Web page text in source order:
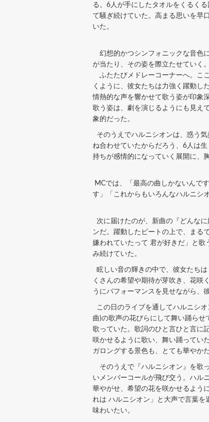
る。6人が手にしたタオルをくるく
て騒ぎ続けていた。高まる思いを早
いた。
幻想的かつシンフォニックな音色
が当たり、その姿を際立たせていく
ふたたびメドレーコーナーへ。こ
くように、彼女たちは力強く躍動し
情熱的な声を響かせて歌う姿が印象
歌う姿は、劇を演じるようにも見え
象的だった。
そのうえでハルニシオンは、惑う
ね合わせていたからだろう、6人は
持ちが感情的になっていく展開に、
MCでは、「最高の曲しかないんで
す」「これからもいろんなハルニシ
次に届けたのが、新曲の『どんな
ンだ。躍動したビートの上で、まる
嫌われていたって 君が好きだ」と
み続けていた。
眩しい音の輝きの中で、彼女たち
くさんの希望や期待が芽吹き、花咲
うにパフォーマンスを見せながら、
この日のライブを通してハルニシ
曲)の歌声の花びらにして舞い踊ら
歌っていた。歌詞のひと言ひと言に
咲かせるように歌い、舞い踊ってい
ガロングする景色も、とても華やか
そのうえで『ハルニシオン』を歌
いメンバーコールが飛び交う。ハル
華やがせ、希望の花を咲かせるよう
れは ハルニシオン」と大声で言葉
味わいたい。